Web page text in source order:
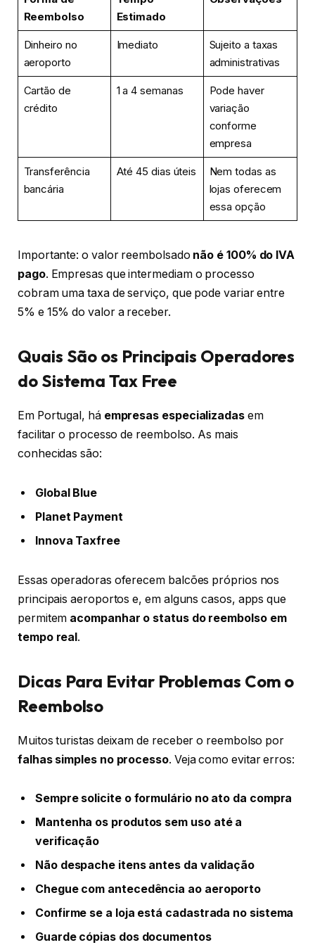
Reembolso
Estimado
Dinheiro no
aeroporto
Imediato
Sujeito a taxas
administrativas
Cartão de
crédito
1 a 4 semanas
Pode haver
variação
conforme
empresa
Transferência
bancária
Até 45 dias úteis
Nem todas as
lojas oferecem
essa opção
Importante: o valor reembolsado não é 100% do IVA
pago. Empresas que intermediam o processo
cobram uma taxa de serviço, que pode variar entre
5% e 15% do valor a receber.
Quais São os Principais Operadores
do Sistema Tax Free
Em Portugal, há empresas especializadasem
facilitar o processo de reembolso. As mais
conhecidas são:
Global Blue
Planet Payment
Innova Taxfree
Essas operadoras oferecem balcões próprios nos
principais aeroportos e, em alguns casos, apps que
permitem acompanhar o status do reembolso em
tempo real.
Dicas Para Evitar Problemas Com o
Reembolso
Muitos turistas deixam de receber o reembolso por
falhas simples no processo. Veja como evitar erros:
Sempre solicite o formulário no ato da compra
Mantenha os produtos sem uso até a
verificação
Não despache itens antes da validação
Chegue com antecedência ao aeroporto
Confirme se a loja está cadastrada no sistema
Guarde cópias dos documentos